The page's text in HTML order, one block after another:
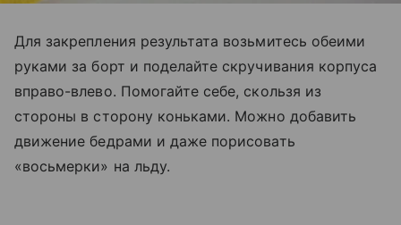
Для закрепления результата возьмитесь обеими
руками за борт и поделайте скручивания корпуса
вправо-влево. Помогайте себе, скользя из
стороны в сторону коньками. Можно добавить
движение бедрами и даже порисовать
«восьмерки» на льду.